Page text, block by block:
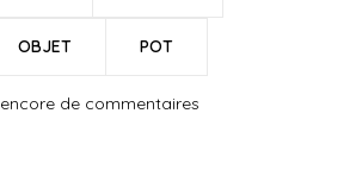
OBJET POT
de commentaires